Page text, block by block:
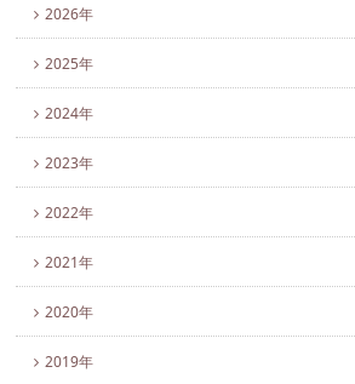
2026年
2025年
2024年
2023年
2022年
2021年
2020年
2019年